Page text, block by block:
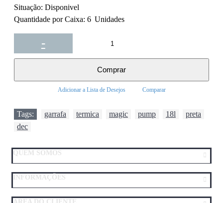
Situação: Disponivel
Quantidade por Caixa: 6 Unidades
-
+
Comprar
Adicionar a Lista de Desejos Comparar
Tags: garrafa termica magic pump 18l preta
dec
QUEM SOMOS
INFORMAÇÕES